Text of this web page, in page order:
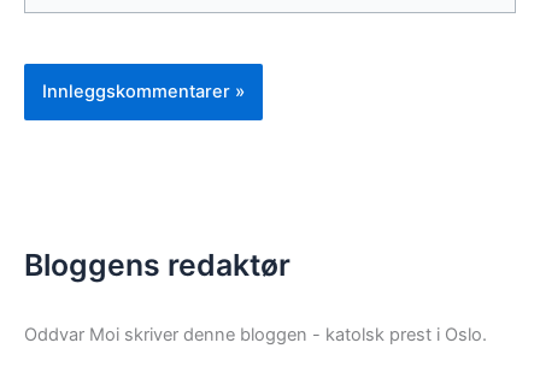
Bloggens redaktør
Oddvar Moi skriver denne bloggen - katolsk prest i Oslo.